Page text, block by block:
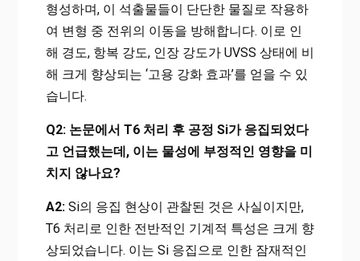
형성하며, 이 석출물들이 단단한 물질로 작용하
여 변형 중 전위의 이동을 방해합니다. 이로 인
해 경도, 항복 강도, 인장 강도가 UVSS 상태에 비
해 크게 향상되는 ‘고용 강화 효과’를 얻을 수 있
습니다.
Q2: 논문에서 T6 처리 후 공정 Si가 응집되었다
고 언급했는데, 이는 물성에 부정적인 영향을 미
치지 않나요?
A2:Si의 응집 현상이 관찰된 것은 사실이지만,
T6 처리로 인한 전반적인 기계적 특성은 크게 향
상되었습니다. 이는 Si 응집으로 인한 잠재적인